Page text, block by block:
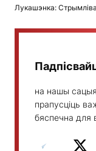
Лукашэнка:
на нашы
прапусціць
бяспечна для